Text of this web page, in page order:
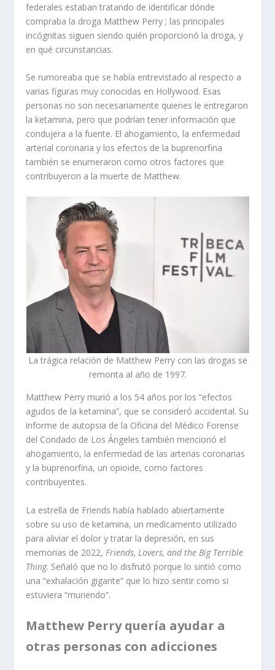
federales estaban tratando de identificar dónde
compraba la droga Matthew Perry ; las principales
incógnitas siguen siendo quién proporcionó la droga, y
en qué circunstancias.
Se rumoreaba que se había entrevistado al respecto a
varias figuras muy conocidas en Hollywood. Esas
personas no son necesariamente quienes le entregaron
la ketamina, pero que podrían tener información que
condujera a la fuente. El ahogamiento, la enfermedad
arterial coronaria y los efectos de la buprenorfina
también se enumeraron como otros factores que
contribuyeron a la muerte de Matthew.
La trágica relación de Matthew Perry con las drogas se
remonta al año de 1997.
Matthew Perry murió a los 54 años por los “efectos
agudos de la ketamina”, que se consideró accidental. Su
informe de autopsia de la Oficina del Médico Forense
del Condado de Los Ángeles también mencionó el
ahogamiento, la enfermedad de las arterias coronarias
y la buprenorfina, un opioide, como factores
contribuyentes.
La estrella de Friends había hablado abiertamente
sobre su uso de ketamina, un medicamento utilizado
para aliviar el dolor y tratar la depresión, en sus
memorias de 2022, Friends, Lovers, and the Big Terrible
Thing. Señaló que no lo disfrutó porque lo sintió como
una “exhalación gigante” que lo hizo sentir como si
estuviera “muriendo”.
Matthew Perry quería ayudar a
otras personas con adicciones